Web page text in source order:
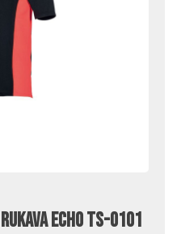
Echo TS-0101